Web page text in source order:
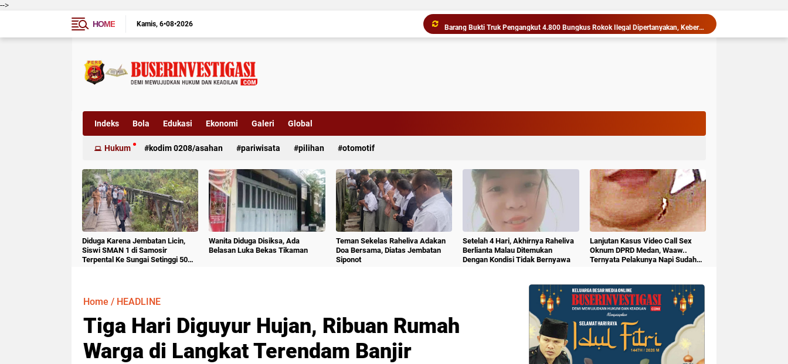
-->
HOME
Kamis 6•08•2026
Barang Bukti Truk Pengangkut 4.800 Bungkus Rokok Ilegal Dipertanyakan, Keberadaannya Tidak Ditemukan di Lokasi Penyimpanan
Gubernur Bobby Nasution Siapkan RSUD dr. M. Thomsen Jadi Rumah Sakit Regional Kepulauan Nias
Rutan Tanjung Pura dan Kemenag Langkat Teken PKS Pembinaan Kerohanian Warga Binaan
Indeks Bola Edukasi Ekonomi Galeri Global
Hukum kodim 0208/asahan pariwisata pilihan otomotif
Diduga Karena Jembatan Licin,
Siswi SMAN 1 di Samosir
Terpental Ke Sungai Setinggi 50
Wanita Diduga Disiksa, Ada
Belasan Luka Bekas Tikaman
Teman Sekelas Raheliva Adakan
Doa Bersama, Diatas Jembatan
Siponot
Setelah 4 Hari, Akhirnya Raheliva
Berlianta Malau Ditemukan
Dengan Kondisi Tidak Bernyawa
Lanjutan Kasus Video Call Sex
Oknum DPRD Medan, Waaw..
Ternyata Pelakunya Napi Sudah
Home / HEADLINE
Tiga Hari Diguyur Hujan, Ribuan Rumah
Warga di Langkat Terendam Banjir